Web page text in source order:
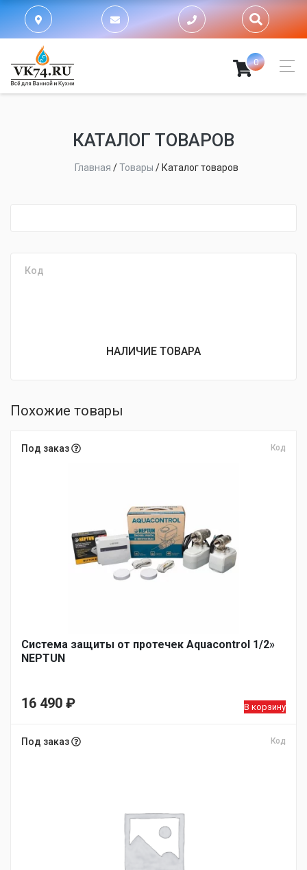
0
КАТАЛОГ ТОВАРОВ
Главная /Товары / Каталог товаров
Код
НАЛИЧИЕ ТОВАРА
Похожие товары
Под заказ Код
Система защиты от протечек Aquacontrol 1/2»
NEPTUN
16 490 ₽ В корзину
Под заказ Код